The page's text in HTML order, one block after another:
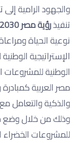
والجهود الرامية
تنفيذرؤية مصر 2030
نوعية الحياة
الوطنية
مصر العربية
والذكية والتعامل مع
وذلك من خلال
للمشروعات الخضراء